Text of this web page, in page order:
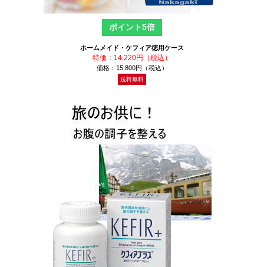
ポイント5倍
ホームメイド・ケフィア徳用ケース
特価：14,220円（税込）
価格：15,800円（税込）
送料無料